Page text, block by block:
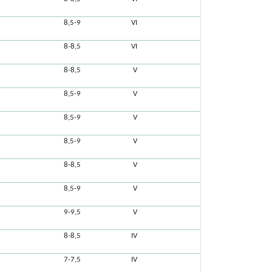
8,5-9 VI
8-8,5 VI
8-8,5 V
8,5-9 V
8,5-9 V
8,5-9 V
8-8,5 V
8,5-9 V
9-9,5 V
8-8,5 IV
7-7,5 IV